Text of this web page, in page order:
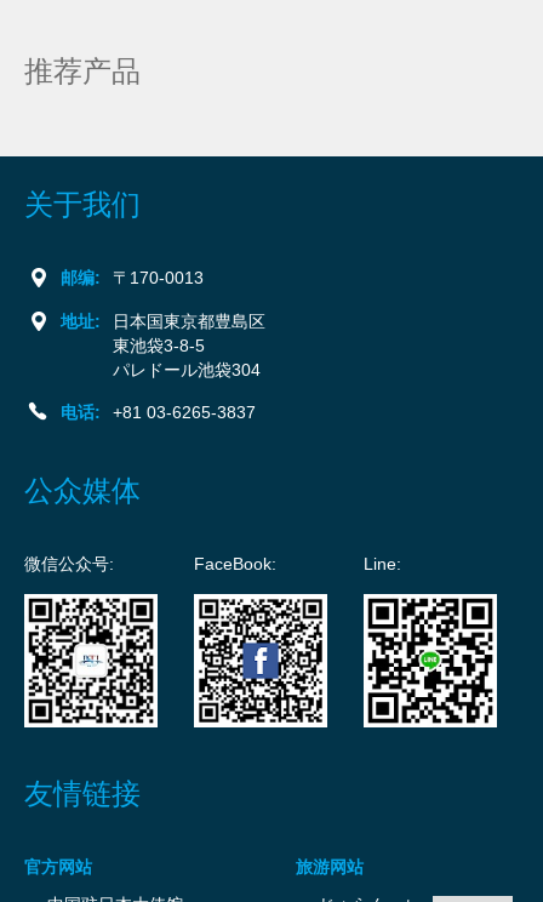
推荐产品
关于我们
邮编: 〒170-0013
地址:
日本国東京都豊島区
東池袋3-8-5
パレドール池袋304
电话: +81 03-6265-3837
公众媒体
微信公众号: FaceBook: Line:
友情链接
官方网站
旅游网站